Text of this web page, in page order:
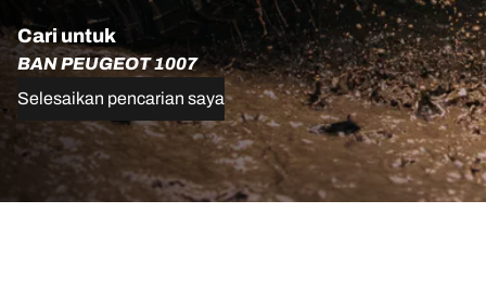
Cari untuk
BAN PEUGEOT 1007
Selesaikan pencarian saya